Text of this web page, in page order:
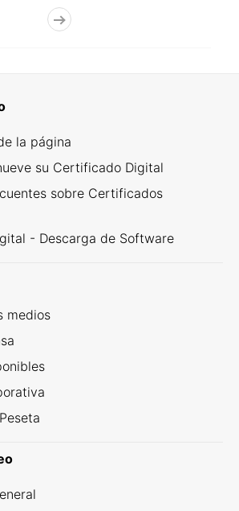
la página
su Certificado Digital
sobre Certificados
- Descarga de Software
medios